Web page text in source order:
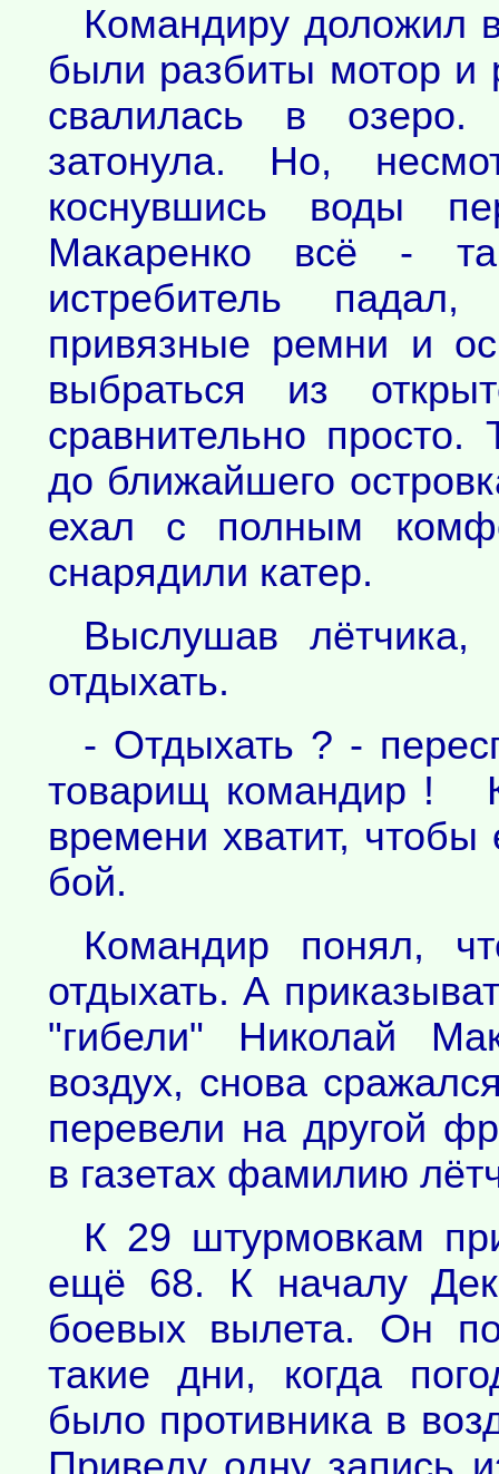
Командиру доложил
были разбиты мотор и
свалилась в
затонула. Но,
коснувшись воды
Макаренко всё -
истребитель падал,
привязные ремни и
выбраться из
сравнительно просто.
до ближайшего
ехал с полным
снарядили катер.
Выслушав
отдыхать.
- Отдыхать ? -
товарищ командир !
времени хватит,
бой.
Командир понял,
отдыхать. А
"гибели" Николай
воздух, снова
перевели на другой
в газетах фамилию
К 29 штурмовкам
ещё 68. К началу
боевых вылета. Он
такие дни, когда
было противника в